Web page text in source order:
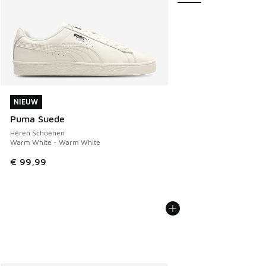
NIEUW
Puma Suede
Heren Schoenen
Warm White - Warm White
€ 99,99
NIEUW